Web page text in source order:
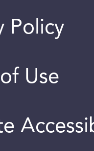
Policy
Use